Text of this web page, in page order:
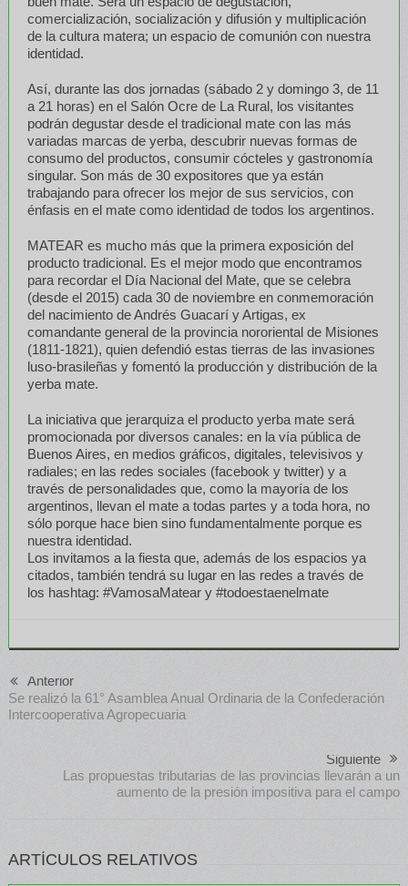
comercialización, socialización y difusión y multiplicación
de la cultura matera; un espacio de comunión con nuestra
identidad.
Así, durante las dos jornadas (sábado 2 y domingo 3, de 11
a 21 horas) en el Salón Ocre de La Rural, los visitantes
podrán degustar desde el tradicional mate con las más
variadas marcas de yerba, descubrir nuevas formas de
consumo del productos, consumir cócteles y gastronomía
singular. Son más de 30 expositores que ya están
trabajando para ofrecer los mejor de sus servicios, con
énfasis en el mate como identidad de todos los argentinos.
MATEAR es mucho más que la primera exposición del
producto tradicional. Es el mejor modo que encontramos
para recordar el Día Nacional del Mate, que se celebra
(desde el 2015) cada 30 de noviembre en conmemoración
del nacimiento de Andrés Guacarí y Artigas, ex
comandante general de la provincia nororiental de Misiones
(1811-1821), quien defendió estas tierras de las invasiones
luso-brasileñas y fomentó la producción y distribución de la
yerba mate.
La iniciativa que jerarquiza el producto yerba mate será
promocionada por diversos canales: en la vía pública de
Buenos Aires, en medios gráficos, digitales, televisivos y
radiales; en las redes sociales (facebook y twitter) y a
través de personalidades que, como la mayoría de los
argentinos, llevan el mate a todas partes y a toda hora, no
sólo porque hace bien sino fundamentalmente porque es
nuestra identidad.
Los invitamos a la fiesta que, además de los espacios ya
citados, también tendrá su lugar en las redes a través de
los hashtag: #VamosaMatear y #todoestaenelmate
Anterior
Se realizó la 61° Asamblea Anual Ordinaria de la Confederación
Intercooperativa Agropecuaria
Siguiente
Las propuestas tributarias de las provincias llevarán a un
aumento de la presión impositiva para el campo
ARTÍCULOS RELATIVOS